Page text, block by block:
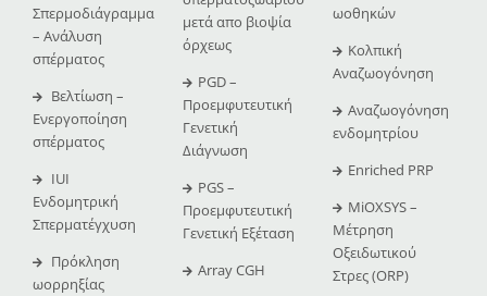
Σπερμοδιάγραμμα
– Ανάλυση
σπέρματος
Βελτίωση –
Ενεργοποίηση
σπέρματος
IUI
Ενδομητρική
Σπερματέγχυση
Πρόκληση
ωορρηξίας
μετά απο βιοψία
όρχεως
PGD –
Προεμφυτευτική
Γενετική
Διάγνωση
PGS –
Προεμφυτευτική
Γενετική Εξέταση
Array CGH
ωοθηκών
Κολπική
Αναζωογόνηση
Αναζωογόνηση
ενδομητρίου
Enriched PRP
MiOXSYS –
Μέτρηση
Οξειδωτικού
Στρες (ORP)